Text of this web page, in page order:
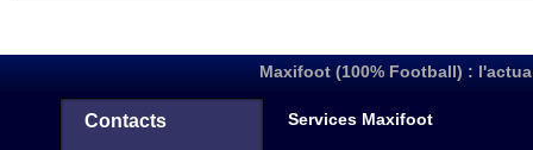
Maxifoot (100% Football) :
Contacts Services Maxifoot